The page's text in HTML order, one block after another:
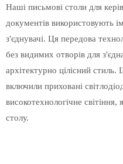
Наші письмові столи для
документів використовують
з'єднувачі. Ця передова
без видимих ​​отворів для
архітектурно цілісний
включили приховані
високотехнологічне світіння,
столу.